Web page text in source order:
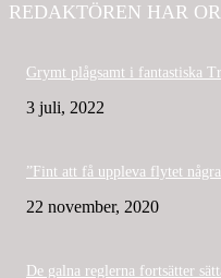
REDAKTÖREN HAR
Grymt plågsamt i fantastiska
3 juli, 2022
”Fint att få uppleva flytet några
22 november, 2020
De galna reglerna fortsätter